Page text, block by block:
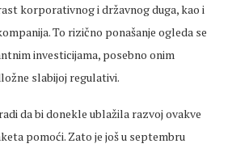
korporativnog i državnog duga, kao i
To rizično ponašanje ogleda se
investicijama, posebno onim
slabijoj regulativi.
da bi donekle ublažila razvoj ovakve
pomoći. Zato je još u septembru